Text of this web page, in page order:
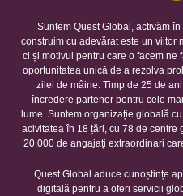
Suntem Quest Global, activăm
construim cu adevărat este un viitor
ci și motivul pentru care o facem
oportunitatea unică de a rezolva
zilei de mâine. Timp de 25 de
încredere partener pentru cele
lume. Suntem organizație globală
acivitatea în 18 țări, cu 78 de
20.000 de angajați extraordinari
Quest Global aduce cunoștințe
digitală pentru a oferi servicii